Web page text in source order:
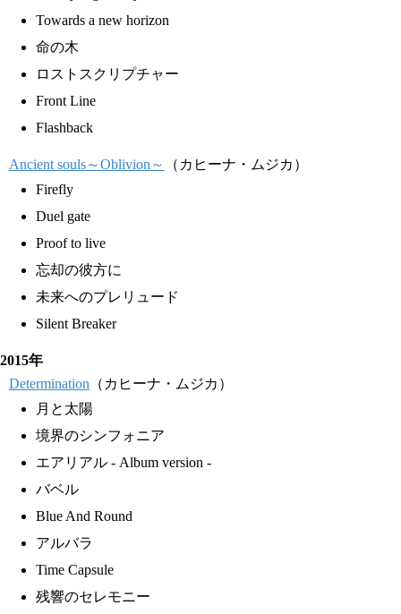
Towards a new horizon
命の木
ロストスクリプチャー
Front Line
Flashback
Ancient souls～Oblivion～
（カヒーナ・ムジカ）
Firefly
Duel gate
Proof to live
忘却の彼方に
未来へのプレリュード
Silent Breaker
2015年
Determination （カヒーナ・ムジカ）
月と太陽
境界のシンフォニア
エアリアル - Album version -
バベル
Blue And Round
アルバラ
Time Capsule
残響のセレモニー